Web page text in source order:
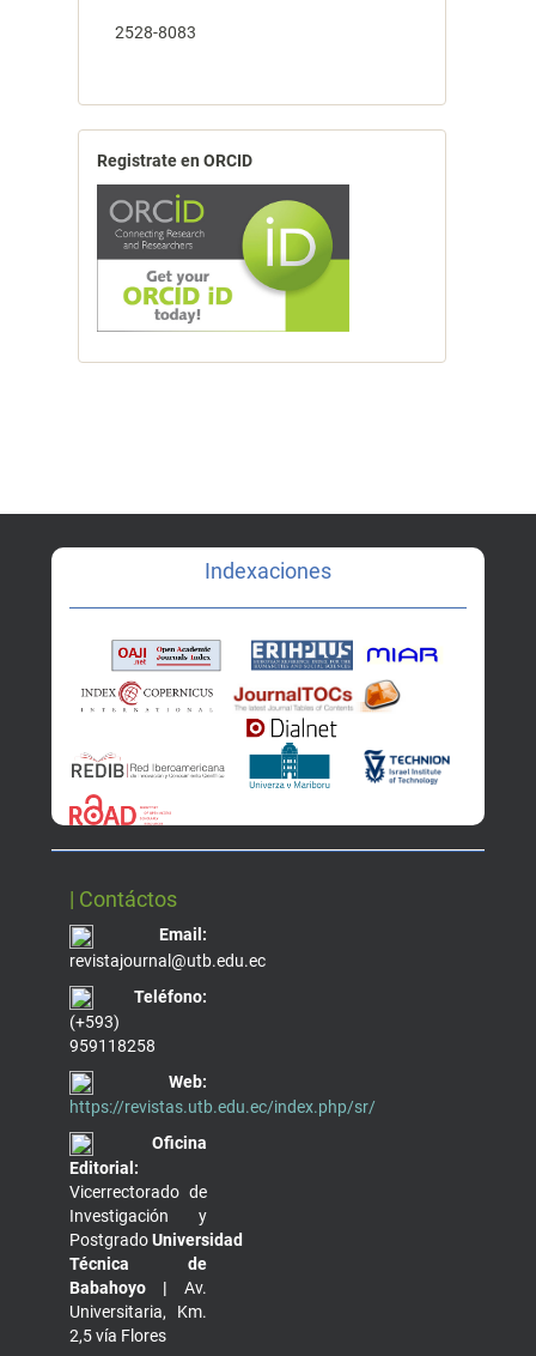
2528-8083
Registrate en ORCID
Indexaciones
| Contáctos
Email:
revistajournal@utb.edu.ec
Teléfono:
(+593)
959118258
Web:
https://revistas.utb.edu.ec/index.php/sr/
Oficina
Editorial:
Vicerrectorado de
Investigación y
PostgradoUniversidad
Técnica de
Babahoyo | Av.
Universitaria, Km.
2,5 vía Flores